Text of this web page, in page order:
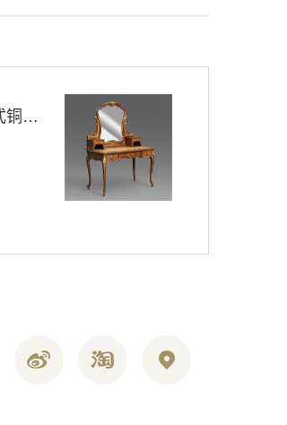
路易十五样式铜鎏金装饰局部贴金桃花心木雕花梳妆桌